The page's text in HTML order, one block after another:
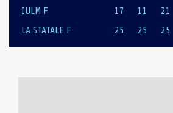
IULM F 17 11 21
LA STATALE F
25 25 25